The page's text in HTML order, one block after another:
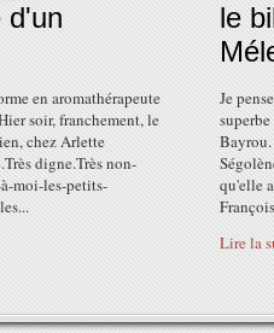
d'un
en aromathérapeute
soir, franchement, le
chez Arlette
digne.Très non-
moi-les-petits-
le
Je
Bayrou.
qu'elle
Lire la